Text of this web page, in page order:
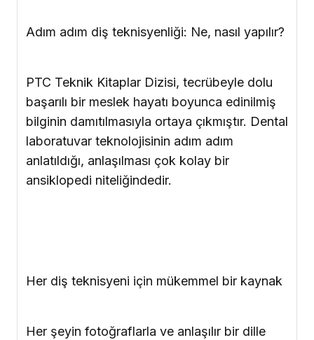
Adım adım diş teknisyenliği: Ne, nasıl yapılır?
PTC Teknik Kitaplar Dizisi, tecrübeyle dolu
başarılı bir meslek hayatı boyunca edinilmiş
bilginin damıtılmasıyla ortaya çıkmıştır. Dental
laboratuvar teknolojisinin adım adım
anlatıldığı, anlaşılması çok kolay bir
ansiklopedi niteliğindedir.
Her diş teknisyeni için mükemmel bir kaynak
Her şeyin fotoğraflarla ve anlaşılır bir dille